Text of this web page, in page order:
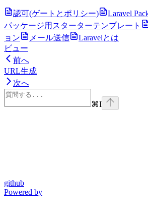
認可(ゲートとポリシー)
Laravel
パッケージ用スターターテンプレート
ョン
メール送信
Laravelとは
ビュー
前へ
URL生成
次へ
⌘I
github
Powered by